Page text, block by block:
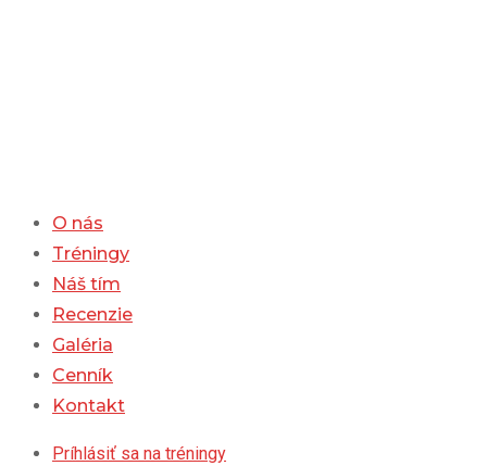
O nás
Tréningy
Náš tím
Recenzie
Galéria
Cenník
Kontakt
Príhlásiť sa na tréningy